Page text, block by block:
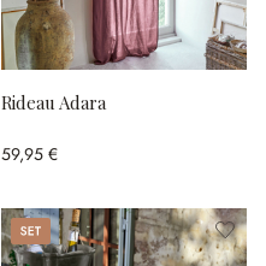
Rideau Adara
59,95 €
Set